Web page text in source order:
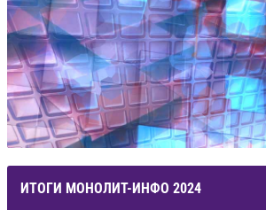
ИТОГИ МОНОЛИТ-ИНФО 2024